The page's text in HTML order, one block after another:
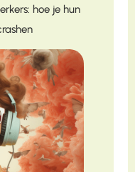
hoe je hun